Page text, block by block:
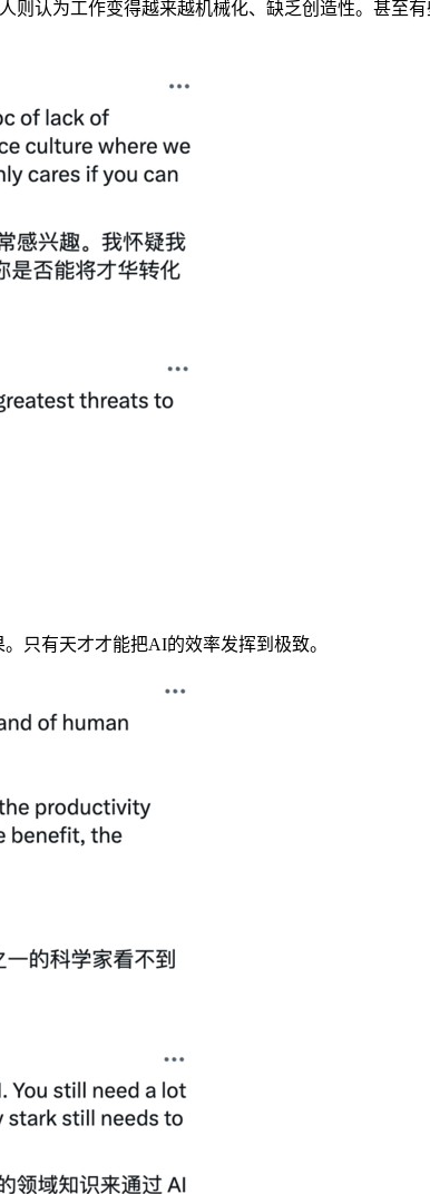
认为工作变得越来越机械化、缺乏创造性。甚至
有天才才能把AI的效率发挥到极致。